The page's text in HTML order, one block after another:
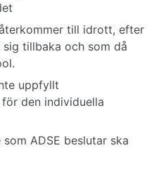
till idrott, efter
tillbaka och som då
uppfyllt
den individuella
ADSE beslutar ska